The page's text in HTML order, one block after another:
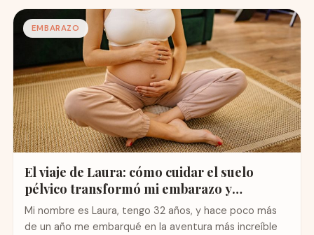
EMBARAZO
El viaje de Laura: cómo cuidar el suelo
pélvico transformó mi embarazo y
maternidad
Mi nombre es Laura, tengo 32 años, y hace poco más
de un año me embarqué en la aventura más increíble